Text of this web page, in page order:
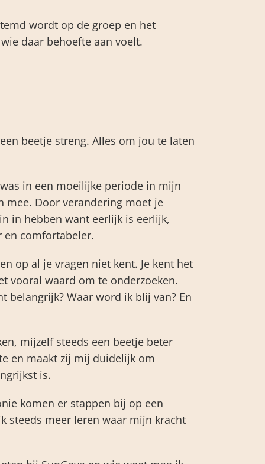
wordt op de groep en het
daar behoefte aan voelt.
beetje streng. Alles om jou te laten
in een moeilijke periode in mijn
mee. Door verandering moet je
in hebben want eerlijk is eerlijk,
en comfortabeler.
op al je vragen niet kent. Je kent het
vooral waard om te onderzoeken.
belangrijk? Waar word ik blij van? En
mijzelf steeds een beetje beter
en maakt zij mij duidelijk om
is.
komen er stappen bij op een
steeds meer leren waar mijn kracht